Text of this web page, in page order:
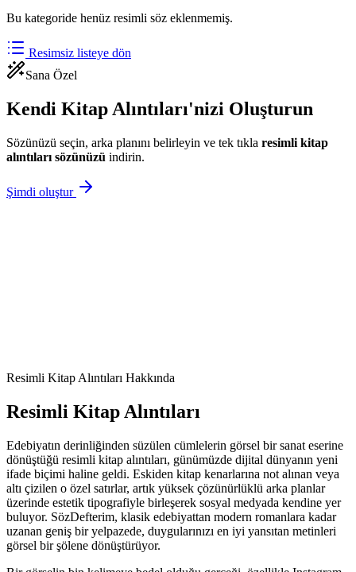
Bu kategoride henüz resimli söz eklenmemiş.
Resimsiz listeye dön
Sana Özel
Kendi Kitap Alıntıları'nizi Oluşturun
Sözünüzü seçin, arka planını belirleyin ve tek tıkla resimli kitap
alıntıları sözünüzü indirin.
Şimdi oluştur
Resimli Kitap Alıntıları Hakkında
Resimli Kitap Alıntıları
Edebiyatın derinliğinden süzülen cümlelerin görsel bir sanat eserine
dönüştüğü resimli kitap alıntıları, günümüzde dijital dünyanın yeni
ifade biçimi haline geldi. Eskiden kitap kenarlarına not alınan veya
altı çizilen o özel satırlar, artık yüksek çözünürlüklü arka planlar
üzerinde estetik tipografiyle birleşerek sosyal medyada kendine yer
buluyor. SözDefterim, klasik edebiyattan modern romanlara kadar
uzanan geniş bir yelpazede, duygularınızı en iyi yansıtan metinleri
görsel bir şölene dönüştürüyor.